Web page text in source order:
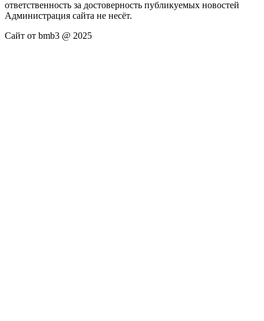
ответственность за достоверность публикуемых новостей
Администрация сайта не несёт.
Сайт от bmb3 @ 2025